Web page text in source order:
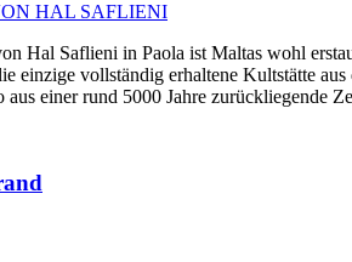
HAL SAFLIENI
Hal Saflieni in Paola ist Maltas wohl
einzige vollständig erhaltene Kultstätte aus
aus einer rund 5000 Jahre zurückliegende